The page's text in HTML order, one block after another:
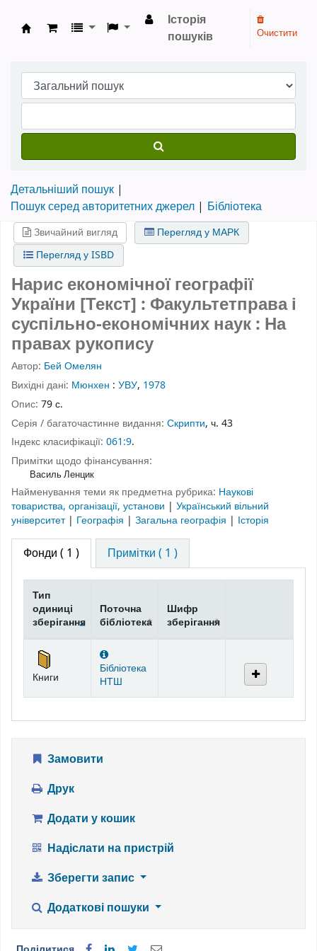
Бібліотека НТШ › Електронний каталог
Історія
пошуків
Очистити
Детальніший пошук
Пошук серед авторитетних джерел
Бібліотека
Звичайний вигляд
Перегляд у МАРК
Перегляд у ISBD
Нарис економічної географії
України [Текст] : Факультетправа і
суспільно-економічних наук : На
правах рукопису
Автор: Бей Омелян
Вихідні дані: Мюнхен : УВУ, 1978
Опис: 79 с.
Серія / багаточастинне видання: Скрипти, ч. 43
Індекс класифікації: 061:9.
Примітки щодо фінансування:
Василь Ленцик
Найменування теми як предметна рубрика: Наукові
товариства, організації, установи | Український вільний
університет | Географія | Загальна географія | Історія
Фонди ( 1 ) Примітки ( 1 )
Фонди
Тип
одиниці
зберігання
Поточна
бібліотека
Шифр
зберігання
Книги
Бібліотека
НТШ
Замовити
Друк
Додати у кошик
Надіслати на пристрій
Зберегти запис
Додаткові пошуки